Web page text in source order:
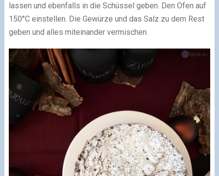
lassen und ebenfalls in die Schüssel geben. Den Ofen auf
150°C einstellen. Die Gewürze und das Salz zu dem Rest
geben und alles miteinander vermischen.